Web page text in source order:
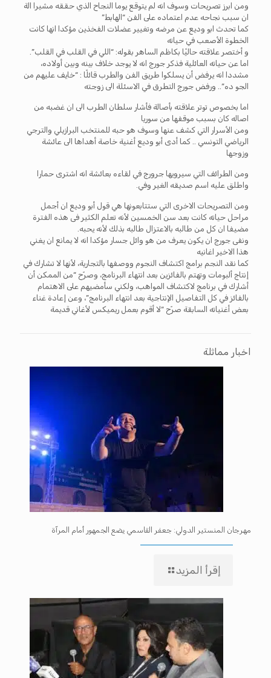
ومن ابرز تصريحات وسوف انه لم يتوقع يوما النجاح الذي حققه مشيرا الة
ان سبب نجاحه عدم اعتماده على الفن “الهابط”
كما تحدث ابو وديع عن مرضه وتغيير عضلات الفخذين مؤكدا انها كانت
الخطوة الأصعب في حياته
و أختصر علاقته حاليًا بكاظم الساهر بقوله: “اللي في القلب في القلب”.
اما عن حياته العائلية فذكر جورج انه لا يوجد خلاف بينه وبين أولاده،
مشددا انه يرفض أن يسلكوا طريق الفن والطرب قائلًا : “خايف عليهم من
الجو ده”.. ورفض جورج التطرق في الاسئلة الى زوجته
اما بخصوص توتر علاقته بأصالة فأشار سلطان الطرب الى ان غضبه من
اصاله كان بسبب موقفها من سوريا
ومن الأسرار التي كشف عنها وسوف هو حبه للمنتخب البرازيلي والترجي
الرياضي التونسي .. كما أدى أبو وديع أغنية خاصة أهداها الى عائشة
وزوجها
ومن الطرائف التي سيرويها جرورج في لقاءه بعائشة انه اشترى حمارا
واطلق عليه اسم صديقه الغير وفي.
ومن التصريحات الاخرى التي ستتابعونها هي قول أبو وديع ان أجمل
مراحل حياته كانت بعد سن الخمسين لأنه تعلم الكثير فى هذه الفترة
مضيفا ان كل من طالبه بالاعتزال طالبه بذلك لأنه يحبه.
ونفى جورج ان يكون يعرف من هو وائل جسار مؤكدا انه لا يمانع ان يغني
هذا الاخير اغانيه
كما نقد النجم برامج اكتشاف النجوم ووصفها بالتجارية، لأنها لا تشارك في
إنتاج ألبومات وتهتم بالفائزين بعد انتهاء البرنامج، وصرّح “من الممكن أن
أشارك في برنامج لاكتشاف المواهب، ولكني سأمضيهم على الاهتمام
بالفائز في كل التفاصيل الإنتاجية بعد انتهاء البرنامج”، وعن إعادة غناء
بعض أغنياته السابقة صرّح “لا أقوم بعمل ريميكس لأغاني قديمة
اخبار مماثلة
مهرجان المنستير الدولي: جعفر القاسمي يضع الجمهور أمام المرآة
إقرأ المزيد